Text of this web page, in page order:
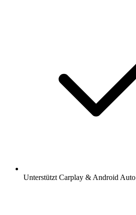
Unterstützt Carplay & Android Auto